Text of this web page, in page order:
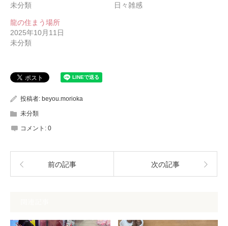
未分類
日々雑感
龍の住まう場所
2025年10月11日
未分類
投稿者: beyou.morioka
未分類
コメント: 0
前の記事 次の記事